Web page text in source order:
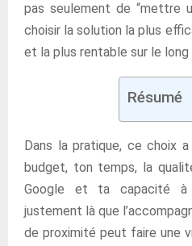
pas seulement de “mettre
choisir la solution la plus
et la plus rentable sur le long
Résumé
Dans la pratique, ce choix
budget, ton temps, la
Google et ta capacité à
justement là que
de proximité peut faire une